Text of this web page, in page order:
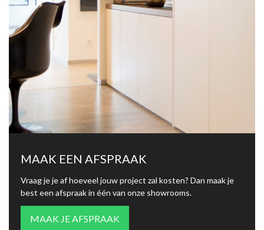
MAAK EEN AFSPRAAK
Vraag je je af hoeveel jouw project zal kosten? Dan maak je
best een afspraak in één van onze showrooms.
MAAK JE AFSPRAAK